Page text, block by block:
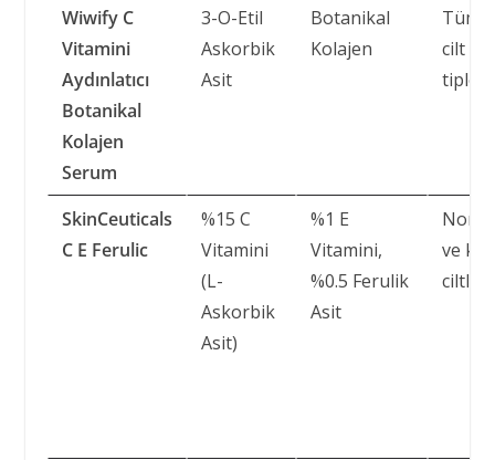
Wiwify C
Vitamini
Aydınlatıcı
Botanikal
Kolajen
Serum
3-O-Etil
Askorbik
Asit
Botanikal
Kolajen
Tüm
cilt
tipleri
SkinCeuticals
C E Ferulic
%15 C
Vitamini
(L-
Askorbik
Asit)
%1 E
Vitamini,
%0.5 Ferulik
Asit
ve
ciltler